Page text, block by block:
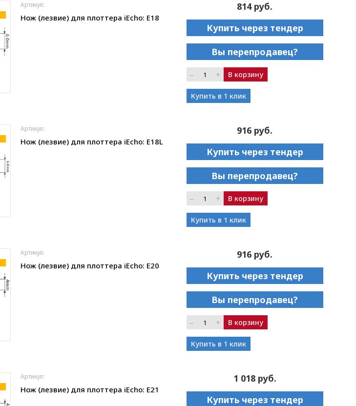
Артикул:
Нож (лезвие) для плоттера iEcho: E18
814 руб.
Купить через тендер
Вы перепродавец?
– + В корзину
Купить в 1 клик
Артикул:
Нож (лезвие) для плоттера iEcho: E18L
916 руб.
Купить через тендер
Вы перепродавец?
– + В корзину
Купить в 1 клик
Артикул:
Нож (лезвие) для плоттера iEcho: E20
916 руб.
Купить через тендер
Вы перепродавец?
– + В корзину
Купить в 1 клик
Артикул:
Нож (лезвие) для плоттера iEcho: E21
1 018 руб.
Купить через тендер